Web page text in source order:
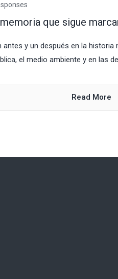
que sigue
antes y un después en la
el medio ambiente y en las
Read More